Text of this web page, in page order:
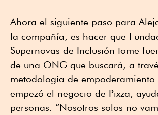
Ahora el siguiente paso para
la compañía, es hacer que
Supernovas de Inclusión tome
de una ONG que buscará, a
metodología de empoderamiento
empezó el negocio de Pixza,
personas. “Nosotros solos no